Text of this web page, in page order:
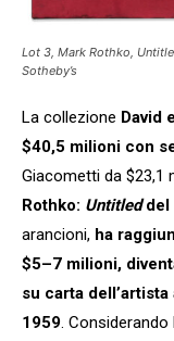
Lot 3, Mark Rothko,
Sotheby’s
La collezione David
$40,5 milioni con
Giacometti da $23,1
Rothko: Untitleddel
arancioni, ha
$5–7 milioni,
su carta
1959.